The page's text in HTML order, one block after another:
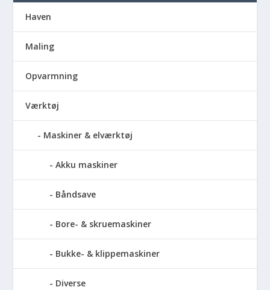
Haven
Maling
Opvarmning
Værktøj
Maskiner & elværktøj
Akku maskiner
Båndsave
Bore- & skruemaskiner
Bukke- & klippemaskiner
Diverse